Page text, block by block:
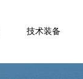
技术装备